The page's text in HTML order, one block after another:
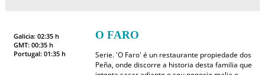
Galicia: 02:35 h
GMT: 00:35 h
Portugal: 01:35 h
O FARO
Serie. 'O Faro' é un restaurante propiedade dos
Peña, onde discorre a historia desta familia que